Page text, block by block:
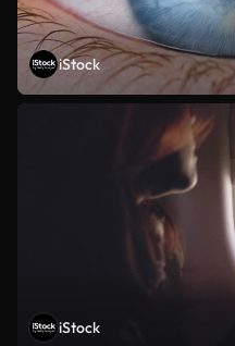
iStock
iStock